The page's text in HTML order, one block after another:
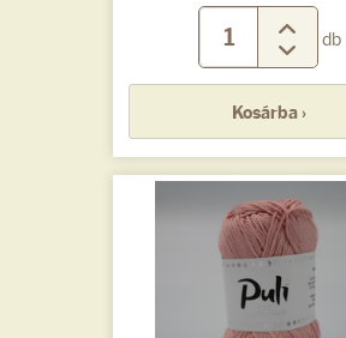
db
Kosárba ›